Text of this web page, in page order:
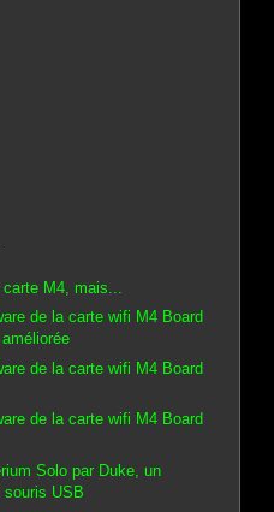
M4, mais...
de la carte wifi M4 Board
de la carte wifi M4 Board
de la carte wifi M4 Board
Solo par Duke, un
USB